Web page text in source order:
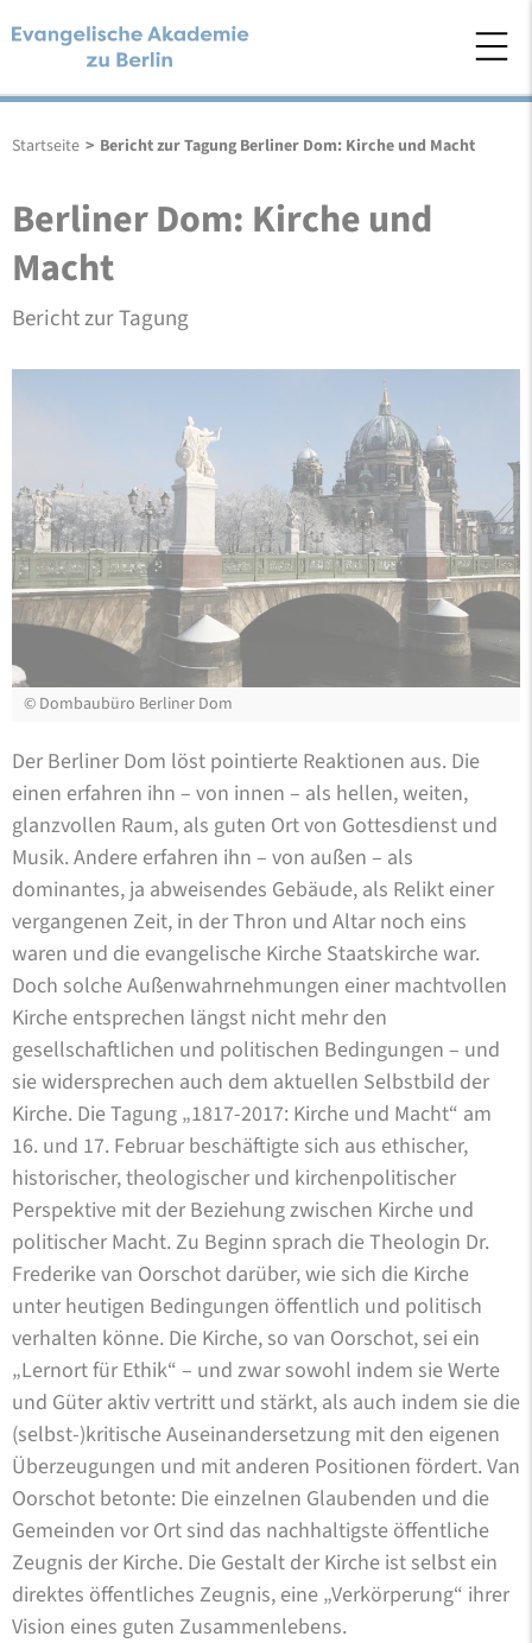
Startseite > Bericht zur Tagung Berliner Dom: Kirche und Macht
Berliner Dom: Kirche und
Macht
Bericht zur Tagung
© Dombaubüro Berliner Dom
Der Berliner Dom löst pointierte Reaktionen aus. Die
einen erfahren ihn – von innen – als hellen, weiten,
glanzvollen Raum, als guten Ort von Gottesdienst und
Musik. Andere erfahren ihn – von außen – als
dominantes, ja abweisendes Gebäude, als Relikt einer
vergangenen Zeit, in der Thron und Altar noch eins
waren und die evangelische Kirche Staatskirche war.
Doch solche Außenwahrnehmungen einer machtvollen
Kirche entsprechen längst nicht mehr den
gesellschaftlichen und politischen Bedingungen – und
sie widersprechen auch dem aktuellen Selbstbild der
Kirche. Die Tagung „1817-2017: Kirche und Macht“ am
16. und 17. Februar beschäftigte sich aus ethischer,
historischer, theologischer und kirchenpolitischer
Perspektive mit der Beziehung zwischen Kirche und
politischer Macht. Zu Beginn sprach die Theologin Dr.
Frederike van Oorschot darüber, wie sich die Kirche
unter heutigen Bedingungen öffentlich und politisch
verhalten könne. Die Kirche, so van Oorschot, sei ein
„Lernort für Ethik“ – und zwar sowohl indem sie Werte
und Güter aktiv vertritt und stärkt, als auch indem sie die
(selbst-)kritische Auseinandersetzung mit den eigenen
Überzeugungen und mit anderen Positionen fördert. Van
Oorschot betonte: Die einzelnen Glaubenden und die
Gemeinden vor Ort sind das nachhaltigste öffentliche
Zeugnis der Kirche. Die Gestalt der Kirche ist selbst ein
direktes öffentliches Zeugnis, eine „Verkörperung“ ihrer
Vision eines guten Zusammenlebens.